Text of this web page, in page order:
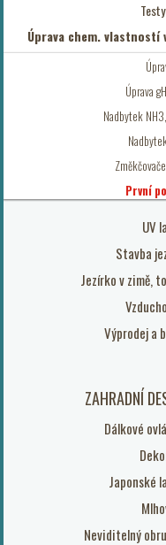
Úprava chem. vlastností
Úprava
Nadbytek
První
UV
Stavba
Jezírko v zimě,
Výprodej a
ZAHRADNÍ
Dálkové
Japonské
Neviditelný